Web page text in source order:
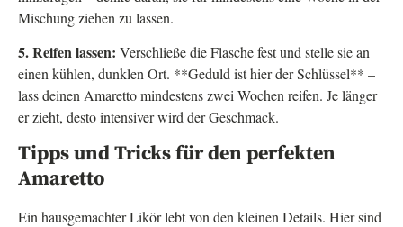
Mischung ziehen zu lassen.
5. Reifen lassen: Verschließe die Flasche fest und stelle sie an
einen kühlen, dunklen Ort. **Geduld ist hier der Schlüssel** –
lass deinen Amaretto mindestens zwei Wochen reifen. Je länger
er zieht, desto intensiver wird der Geschmack.
Tipps und Tricks für den perfekten
Amaretto
Ein hausgemachter Likör lebt von den kleinen Details. Hier sind